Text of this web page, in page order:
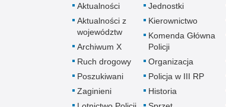
Aktualności
Aktualności z
województw
Archiwum X
Ruch drogowy
Poszukiwani
Zaginieni
Jednostki
Kierownictwo
Komenda Główna
Policji
Organizacja
Policja w III RP
Historia